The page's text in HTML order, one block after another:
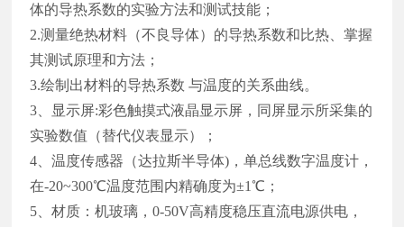
体的导热系数的实验方法和测试技能；
2.测量绝热材料（不良导体）的导热系数和比热、掌握
其测试原理和方法；
3.绘制出材料的导热系数 与温度的关系曲线。
3、显示屏:彩色触摸式液晶显示屏，同屏显示所采集的
实验数值（替代仪表显示）；
4、温度传感器（达拉斯半导体)，单总线数字温度计，
在-20~300℃温度范围内精确度为±1℃；
5、材质：机玻璃，0-50V高精度稳压直流电源供电，